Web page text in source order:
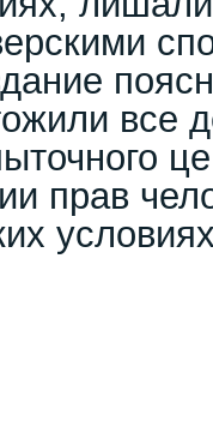
все
прав